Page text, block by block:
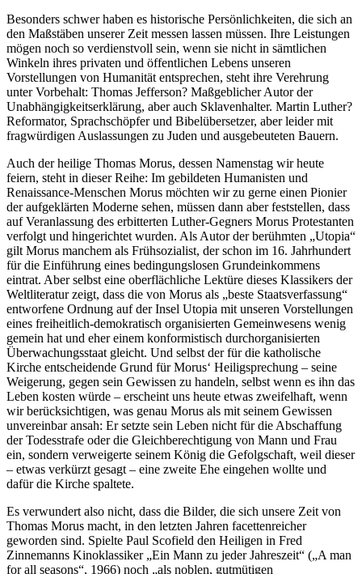
Besonders schwer haben es historische Persönlichkeiten, die sich an
den Maßstäben unserer Zeit messen lassen müssen. Ihre Leistungen
mögen noch so verdienstvoll sein, wenn sie nicht in sämtlichen
Winkeln ihres privaten und öffentlichen Lebens unseren
Vorstellungen von Humanität entsprechen, steht ihre Verehrung
unter Vorbehalt: Thomas Jefferson? Maßgeblicher Autor der
Unabhängigkeitserklärung, aber auch Sklavenhalter. Martin Luther?
Reformator, Sprachschöpfer und Bibelübersetzer, aber leider mit
fragwürdigen Auslassungen zu Juden und ausgebeuteten Bauern.
Auch der heilige Thomas Morus, dessen Namenstag wir heute
feiern, steht in dieser Reihe: Im gebildeten Humanisten und
Renaissance-Menschen Morus möchten wir zu gerne einen Pionier
der aufgeklärten Moderne sehen, müssen dann aber feststellen, dass
auf Veranlassung des erbitterten Luther-Gegners Morus Protestanten
verfolgt und hingerichtet wurden. Als Autor der berühmten „Utopia“
gilt Morus manchem als Frühsozialist, der schon im 16. Jahrhundert
für die Einführung eines bedingungslosen Grundeinkommens
eintrat. Aber selbst eine oberflächliche Lektüre dieses Klassikers der
Weltliteratur zeigt, dass die von Morus als „beste Staatsverfassung“
entworfene Ordnung auf der Insel Utopia mit unseren Vorstellungen
eines freiheitlich-demokratisch organisierten Gemeinwesens wenig
gemein hat und eher einem konformistisch durchorganisierten
Überwachungsstaat gleicht. Und selbst der für die katholische
Kirche entscheidende Grund für Morus‘ Heiligsprechung – seine
Weigerung, gegen sein Gewissen zu handeln, selbst wenn es ihn das
Leben kosten würde – erscheint uns heute etwas zweifelhaft, wenn
wir berücksichtigen, was genau Morus als mit seinem Gewissen
unvereinbar ansah: Er setzte sein Leben nicht für die Abschaffung
der Todesstrafe oder die Gleichberechtigung von Mann und Frau
ein, sondern verweigerte seinem König die Gefolgschaft, weil dieser
– etwas verkürzt gesagt – eine zweite Ehe eingehen wollte und
dafür die Kirche spaltete.
Es verwundert also nicht, dass die Bilder, die sich unsere Zeit von
Thomas Morus macht, in den letzten Jahren facettenreicher
geworden sind. Spielte Paul Scofield den Heiligen in Fred
Zinnemanns Kinoklassiker „Ein Mann zu jeder Jahreszeit“ („A man
for all seasons“, 1966) noch „als noblen, gutmütigen